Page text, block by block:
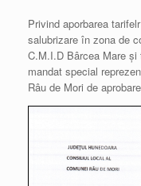
Privind aporbarea
salubrizare în zona de
C.M.I.D Bârcea Mare
mandat special
Râu de Mori de